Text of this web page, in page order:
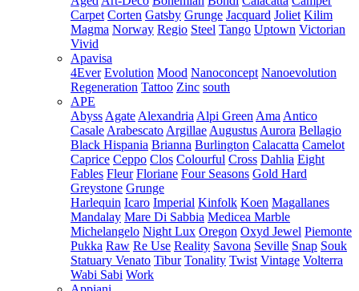
Carpet Corten Gatsby Grunge Jacquard Joliet Kilim
Magma Norway Regio Steel Tango Uptown Victorian
Vivid
Apavisa
4Ever Evolution Mood Nanoconcept Nanoevolution
Regeneration Tattoo Zinc south
APE
Abyss Agate Alexandria Alpi Green Ama Antico
Casale Arabescato Argillae Augustus Aurora Bellagio
Black Hispania Brianna Burlington Calacatta Camelot
Caprice Ceppo Clos Colourful Cross Dahlia Eight
Fables Fleur Floriane Four Seasons Gold Hard
Greystone Grunge
Harlequin Icaro Imperial Kinfolk Koen Magallanes
Mandalay Mare Di Sabbia Medicea Marble
Michelangelo Night Lux Oregon Oxyd Jewel Piemonte
Pukka Raw Re Use Reality Savona Seville Snap Souk
Statuary Venato Tibur Tonality Twist Vintage Volterra
Wabi Sabi Work